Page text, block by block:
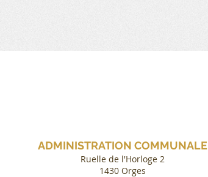
ADMINISTRATION COMMUNALE
Ruelle de l'Horloge 2
1430 Orges